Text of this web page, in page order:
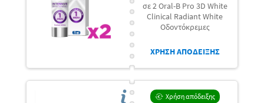
σε 2 Oral-B Pro 3D White
Clinical Radiant White
Οδοντόκρεμες
ΧΡΗΣΗ ΑΠΟΔΕΙΞΗΣ
Χρήση απόδειξης